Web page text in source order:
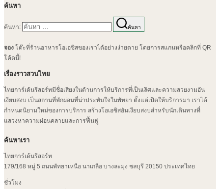
ค้นหา
ค้นหา: ค้นหา
จอง โต๊ะที่ร้านอาหารโอเอซิสของเราได้อย่างง่ายดาย โดยการสแกนหรือคลิกที่ QR
โค้ดนี้!
เรื่องราวสวนไทย
ไทยการ์เด้นรีสอร์ทมีชื่อเสียงในด้านการให้บริการที่เป็นเลิศและความสวยงามอัน
เงียบสงบ เป็นสถานที่พักผ่อนที่น่าประทับใจในพัทยา ตั้งแต่เปิดให้บริการมา เราได้
กำหนดนิยามใหม่ของการบริการ สร้างโอเอซิสอันเงียบสงบสำหรับนักเดินทางที่
แสวงหาความผ่อนคลายและการฟื้นฟู
ค้นหาเรา
ไทยการ์เด้นรีสอร์ท
179/168 หมู่ 5 ถนนพัทยาเหนือ นาเกลือ บางละมุง ชลบุรี 20150 ประเทศไทย
ชั่วโมง